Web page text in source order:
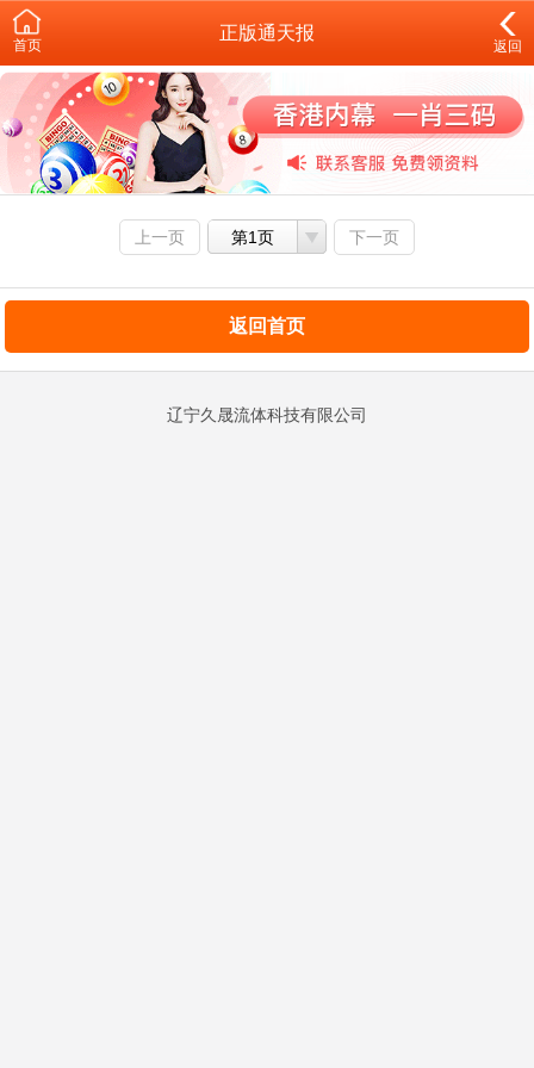
首页
正版通天报
返回
上一页 第1页 下一页
返回首页
辽宁久晟流体科技有限公司